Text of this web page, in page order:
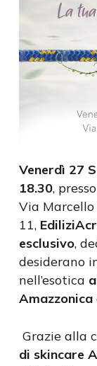
Venerdì 27
18.30,
Via
11,
esclusivo,
desiderano
nell’esotica
Amazzonica
Grazie alla
di skincare